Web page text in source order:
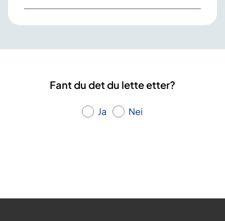
Fant du det du lette etter?
Ja Nei